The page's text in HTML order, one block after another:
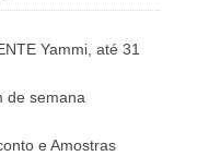
Yammi, até 31
de semana
e Amostras